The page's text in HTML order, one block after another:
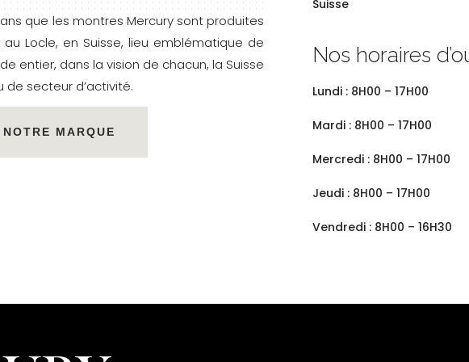
que les montres Mercury sont produites
Locle, en Suisse, lieu emblématique de
entier, dans la vision de chacun, la Suisse
secteur d’activité.
NOTRE MARQUE
Suisse
Nos horaires
Lundi : 8H00 – 17H00
Mardi : 8H00 – 17H00
Mercredi : 8H00 – 17H00
Jeudi : 8H00 – 17H00
Vendredi : 8H00 – 16H30